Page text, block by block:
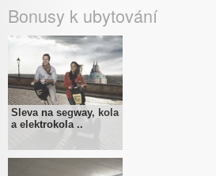
Bonusy k ubytování
Sleva na segway, kola
a elektrokola ..